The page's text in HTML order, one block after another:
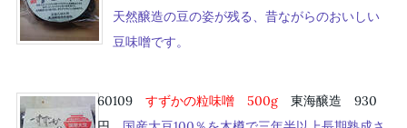
天然醸造の豆の姿が残る、昔ながらのおいしい
豆味噌です。
60109 すずかの粒味噌 500g東海醸造 930